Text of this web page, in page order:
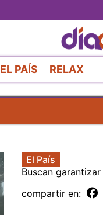
EL PAÍS RELAX
El País
Buscan
compartir en: